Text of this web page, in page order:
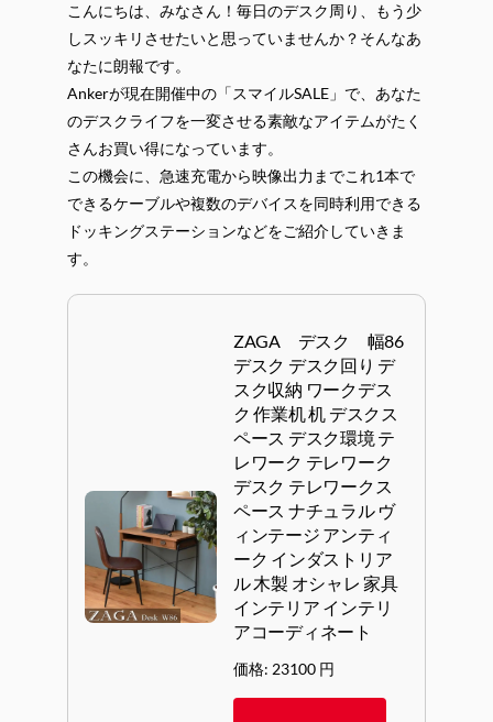
こんにちは、みなさん！毎日のデスク周り、もう少
しスッキリさせたいと思っていませんか？そんなあ
なたに朗報です。
Ankerが現在開催中の「スマイルSALE」で、あなた
のデスクライフを一変させる素敵なアイテムがたく
さんお買い得になっています。
この機会に、急速充電から映像出力までこれ1本で
できるケーブルや複数のデバイスを同時利用できる
ドッキングステーションなどをご紹介していきま
す。
ZAGA デスク 幅86
デスク デスク回り デ
スク収納 ワークデス
ク 作業机 机 デスクス
ペース デスク環境 テ
レワーク テレワーク
デスク テレワークス
ペース ナチュラル ヴ
ィンテージ アンティ
ーク インダストリア
ル 木製 オシャレ 家具
インテリア インテリ
アコーディネート
価格: 23100 円